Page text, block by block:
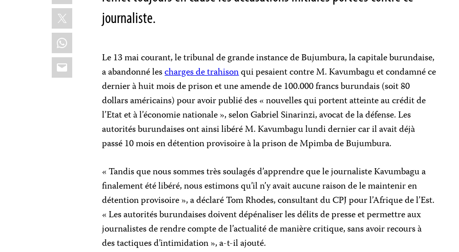
X
WhatsApp
Email
journaliste.
Le 13 mai courant, le tribunal de grande instance de Bujumbura, la capitale burundaise,
a abandonné lescharges de trahisonqui pesaient contre M. Kavumbagu et condamné ce
dernier à huit mois de prison et une amende de 100.000 francs burundais (soit 80
dollars américains) pour avoir publié des « nouvelles qui portent atteinte au crédit de
l’Etat et à l’économie nationale », selon Gabriel Sinarinzi, avocat de la défense. Les
autorités burundaises ont ainsi libéré M. Kavumbagu lundi dernier car il avait déjà
passé 10 mois en détention provisoire à la prison de Mpimba de Bujumbura.
« Tandis que nous sommes très soulagés d’apprendre que le journaliste Kavumbagu a
finalement été libéré, nous estimons qu’il n’y avait aucune raison de le maintenir en
détention provisoire », a déclaré Tom Rhodes, consultant du CPJ pour l’Afrique de l’Est.
« Les autorités burundaises doivent dépénaliser les délits de presse et permettre aux
journalistes de rendre compte de l’actualité de manière critique, sans avoir recours à
des tactiques d’intimidation », a-t-il ajouté.